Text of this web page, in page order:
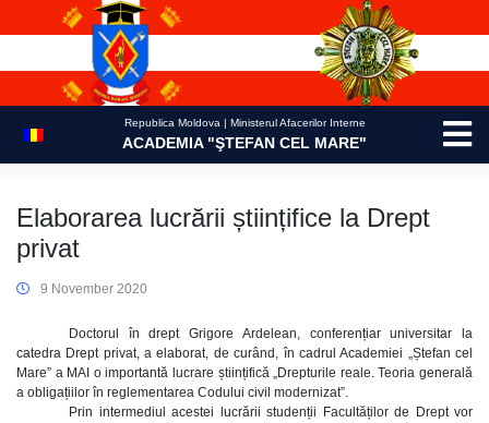
Republica Moldova | Ministerul Afacerilor Interne
ACADEMIA "ŞTEFAN CEL MARE"
Elaborarea lucrării științifice la Drept
privat
9 November 2020
Doctorul în drept Grigore Ardelean, conferențiar universitar la
catedra Drept privat, a elaborat, de curând, în cadrul Academiei „Ștefan cel
Mare” a MAI o importantă lucrare științifică „Drepturile reale. Teoria generală
a obligațiilor în reglementarea Codului civil modernizat”.
Prin intermediul acestei lucrării studenții Facultăților de Drept vor